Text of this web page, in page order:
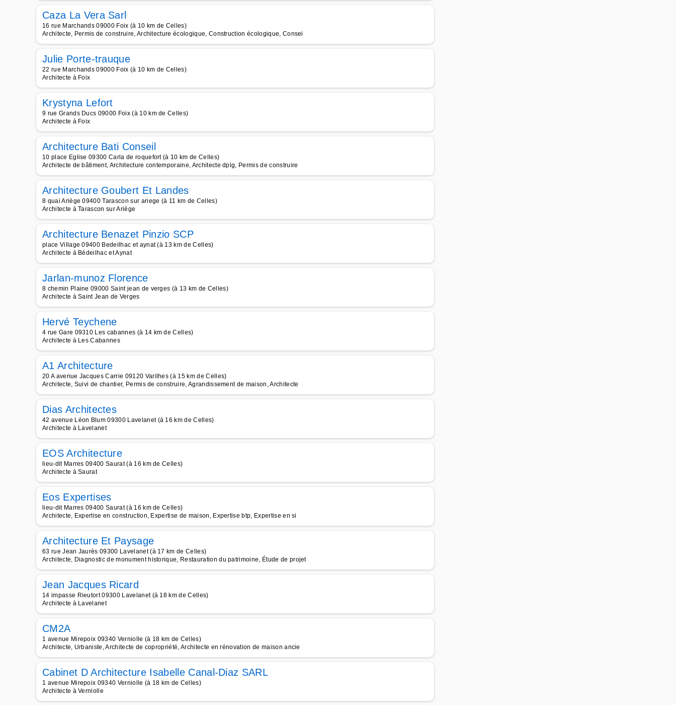
Caza La Vera Sarl
16 rue Marchands 09000 Foix (à 10 km de Celles)
Architecte, Permis de construire, Architecture écologique, Construction écologique, Consei
Julie Porte-trauque
22 rue Marchands 09000 Foix (à 10 km de Celles)
Architecte à Foix
Krystyna Lefort
9 rue Grands Ducs 09000 Foix (à 10 km de Celles)
Architecte à Foix
Architecture Bati Conseil
10 place Eglise 09300 Carla de roquefort (à 10 km de Celles)
Architecte de bâtiment, Architecture contemporaine, Architecte dplg, Permis de construire
Architecture Goubert Et Landes
8 quai Ariège 09400 Tarascon sur ariege (à 11 km de Celles)
Architecte à Tarascon sur Ariège
Architecture Benazet Pinzio SCP
place Village 09400 Bedeilhac et aynat (à 13 km de Celles)
Architecte à Bédeilhac et Aynat
Jarlan-munoz Florence
8 chemin Plaine 09000 Saint jean de verges (à 13 km de Celles)
Architecte à Saint Jean de Verges
Hervé Teychene
4 rue Gare 09310 Les cabannes (à 14 km de Celles)
Architecte à Les Cabannes
A1 Architecture
20 A avenue Jacques Carrie 09120 Varilhes (à 15 km de Celles)
Architecte, Suivi de chantier, Permis de construire, Agrandissement de maison, Architecte
Dias Architectes
42 avenue Léon Blum 09300 Lavelanet (à 16 km de Celles)
Architecte à Lavelanet
EOS Architecture
lieu-dit Marres 09400 Saurat (à 16 km de Celles)
Architecte à Saurat
Eos Expertises
lieu-dit Marres 09400 Saurat (à 16 km de Celles)
Architecte, Expertise en construction, Expertise de maison, Expertise btp, Expertise en si
Architecture Et Paysage
63 rue Jean Jaurès 09300 Lavelanet (à 17 km de Celles)
Architecte, Diagnostic de monument historique, Restauration du patrimoine, Étude de projet
Jean Jacques Ricard
14 impasse Rieutort 09300 Lavelanet (à 18 km de Celles)
Architecte à Lavelanet
CM2A
1 avenue Mirepoix 09340 Verniolle (à 18 km de Celles)
Architecte, Urbaniste, Architecte de copropriété, Architecte en rénovation de maison ancie
Cabinet D Architecture Isabelle Canal-Diaz SARL
1 avenue Mirepoix 09340 Verniolle (à 18 km de Celles)
Architecte à Verniolle